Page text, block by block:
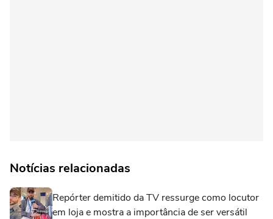
Notícias relacionadas
Repórter demitido da TV ressurge como locutor
em loja e mostra a importância de ser versátil